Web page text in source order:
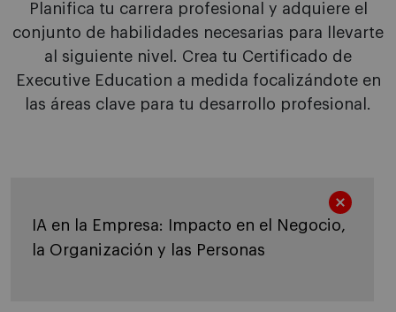
Planifica tu carrera profesional y adquiere el
conjunto de habilidades necesarias para llevarte
al siguiente nivel. Crea tu Certificado de
Executive Education a medida focalizándote en
las áreas clave para tu desarrollo profesional.
IA en la Empresa: Impacto en el Negocio,
la Organización y las Personas